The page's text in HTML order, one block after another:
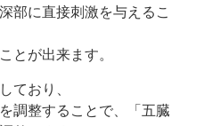
部に直接刺激を与えるこ
とが出来ます。
ており、
調整することで、「五臓